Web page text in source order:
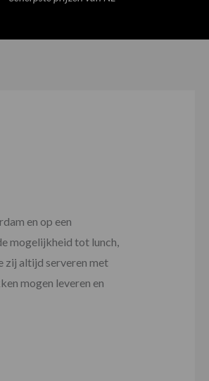
en op een
mogelijkheid tot lunch,
zij altijd serveren met
mogen leveren en